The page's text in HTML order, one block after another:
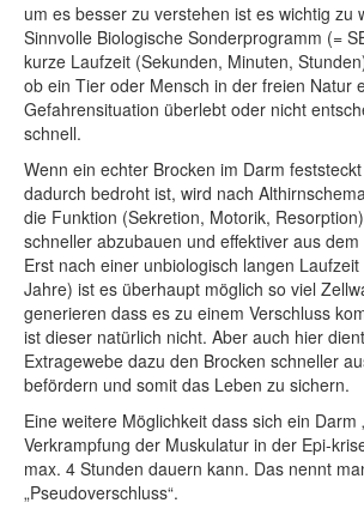
um es besser zu verstehen ist es wichtig zu
Sinnvolle Biologische Sonderprogramm (=
kurze Laufzeit (Sekunden, Minuten,
ob ein Tier oder Mensch in der freien Natur
Gefahrensituation überlebt oder nicht
schnell.
Wenn ein echter Brocken im Darm
dadurch bedroht ist, wird nach
die Funktion (Sekretion, Motorik,
schneller abzubauen und effektiver aus
Erst nach einer unbiologisch langen
Jahre) ist es überhaupt möglich so viel
generieren dass es zu einem Verschluss
ist dieser natürlich nicht. Aber auch hier
Extragewebe dazu den Brocken schneller
befördern und somit das Leben zu sichern.
Eine weitere Möglichkeit dass sich ein Darm
Verkrampfung der Muskulatur in der Epi-
max. 4 Stunden dauern kann. Das nennt
„Pseudoverschluss“.